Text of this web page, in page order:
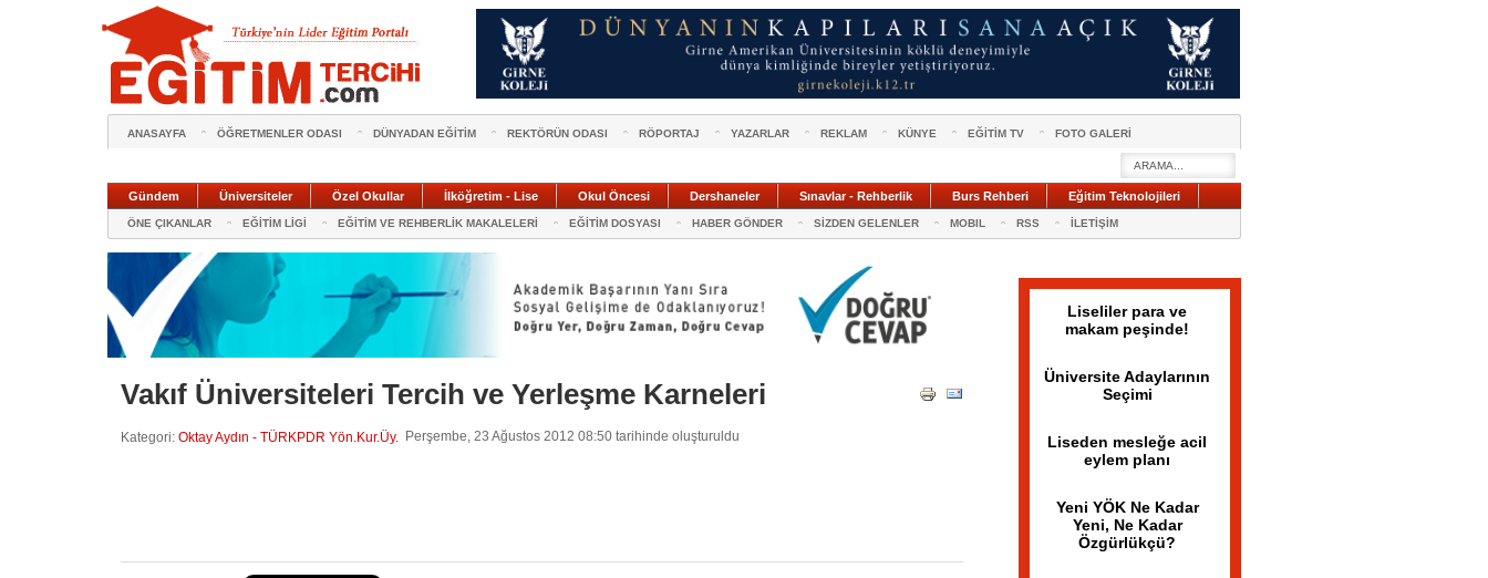
ANASAYFA ÖĞRETMENLER ODASI DÜNYADAN EĞİTİM REKTÖRÜN ODASI RÖPORTAJ YAZARLAR REKLAM KÜNYE EĞİTİM TV FOTO GALERİ
Gündem Üniversiteler Özel Okullar İlköğretim - Lise Okul Öncesi Dershaneler Sınavlar - Rehberlik Burs Rehberi Eğitim Teknolojileri
ÖNE ÇIKANLAR EĞİTİM LİGİ EĞİTİM VE REHBERLİK MAKALELERİ EĞİTİM DOSYASI HABER GÖNDER SİZDEN GELENLER MOBIL RSS İLETİŞİM
Vakıf Üniversiteleri Tercih ve Yerleşme Karneleri
Kategori: Oktay Aydın - TÜRKPDR Yön.Kur.Üy. Perşembe, 23 Ağustos 2012 08:50 tarihinde oluşturuldu
Liseliler para ve
makam peşinde!
Üniversite Adaylarının
Seçimi
Liseden mesleğe acil
eylem planı
Yeni YÖK Ne Kadar
Yeni, Ne Kadar
Özgürlükçü?